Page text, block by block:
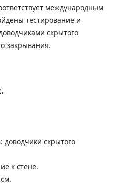
международным
тестирование и
скрытого
закрывания.
скрытого
к стене.